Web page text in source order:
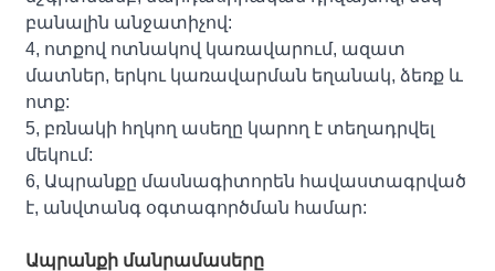
բանալին անջատիչով:
4, ոտքով ոտնակով կառավարում, ազատ
մատներ, երկու կառավարման եղանակ, ձեռք և
ոտք:
5, բռնակի հղկող ասեղը կարող է տեղադրվել
մեկում:
6, Ապրանքը մասնագիտորեն հավաստագրված
է, անվտանգ օգտագործման համար:
Ապրանքի մանրամասերը